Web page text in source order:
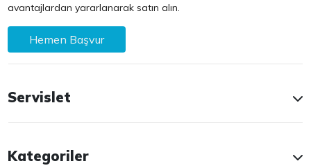
avantajlardan yararlanarak satın alın.
Hemen Başvur
Servislet
Kategoriler